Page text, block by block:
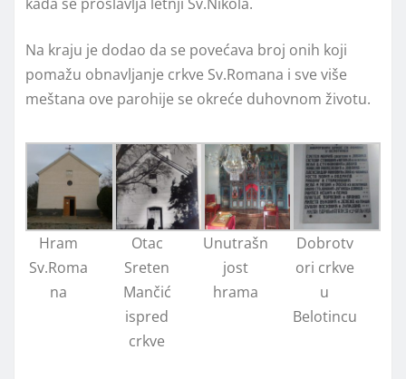
Na kraju je dodao da se povećava broj onih koji
pomažu obnavljanje crkve Sv.Romana i sve više
meštana ove parohije se okreće duhovnom životu.
Hram
Sv.Roma
na
Otac
Sreten
Mančić
ispred
crkve
Unutrašn
jost
hrama
Dobrotv
ori crkve
u
Belotincu